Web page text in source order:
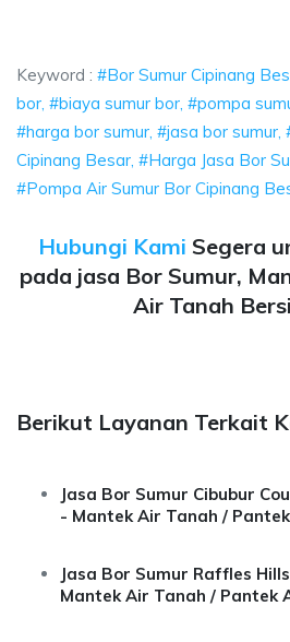
Keyword : #Bor Sumur Cipinang
bor, #biaya sumur bor, #pompa
#harga bor sumur, #jasa bor
Cipinang Besar, #Harga Jasa Bor
#Pompa Air Sumur Bor Cipinang
Hubungi Kami Segera
pada jasa Bor Sumur,
Air Tanah
Berikut Layanan Terkait
Jasa Bor Sumur Cibubur
- Mantek Air Tanah /
Jasa Bor Sumur Raffles
Mantek Air Tanah / Pantek